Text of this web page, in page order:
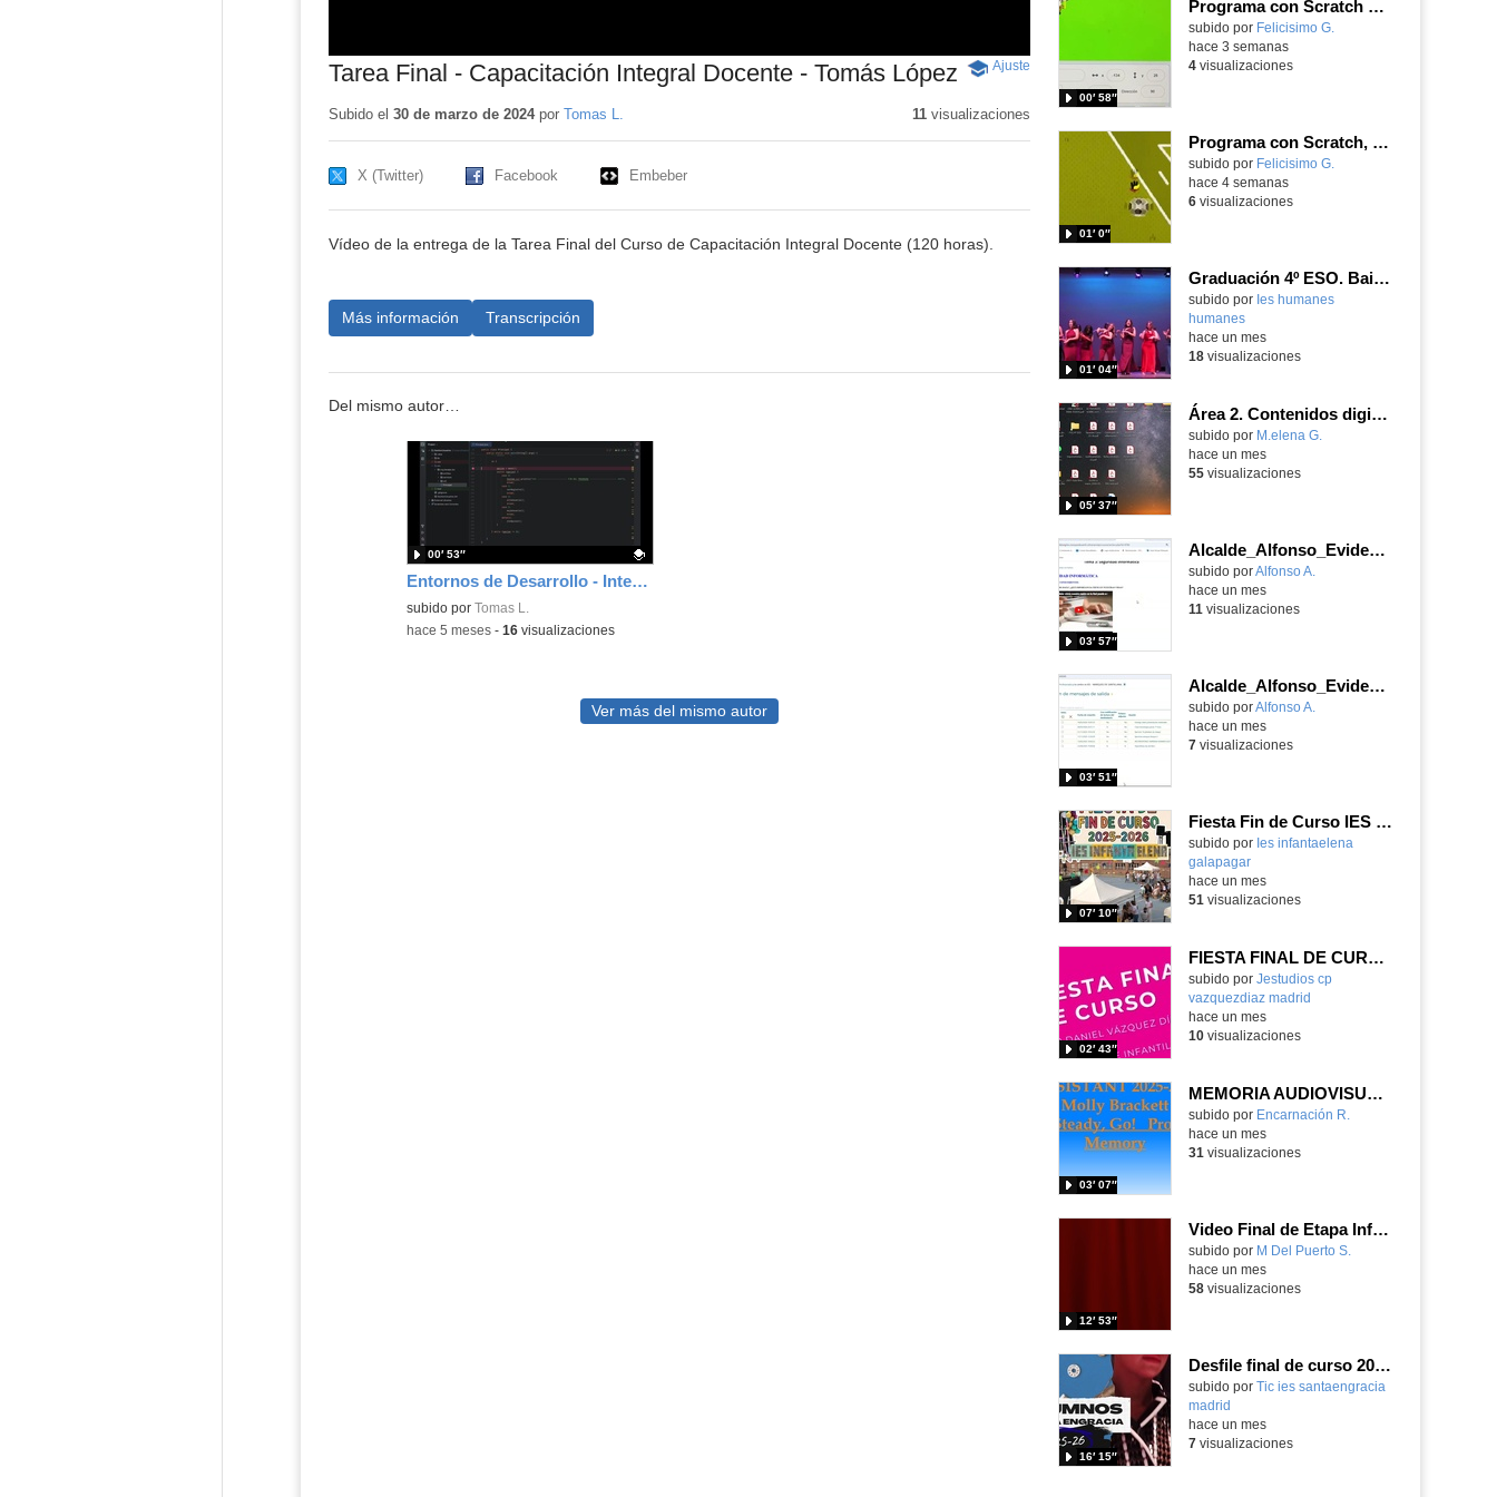
Tarea Final - Capacitación Integral Docente - Tomás López
-
educativo
Ajuste
pantalla
Subido el 30 de marzo de 2024por Tomas L. 11visualizaciones
X (Twitter) Facebook Embeber
Vídeo de la entrega de la Tarea Final del Curso de Capacitación Integral Docente (120 horas).
Más información Transcripción
Del mismo autor…
Entornos de Desarrollo - IntelliJ IDEA - Maneras de iniciar la depuración en un proyecto Java
Contenido educativo.
subido por Tomas L.
00′ 53″
-hace 5 meses- 16visualizaciones
Ver más del mismo autor
Programa con Scratch un juego sanferminero con Mikel Merino evitando toros y dando toques al balón.
Contenido educativo.
subido por Felicisimo G.
00′ 58″
hace 3 semanas
4visualizaciones
Programa con Scratch, un juego tipo frontón para vivir los cuartos de final contra Bélgica
Contenido educativo.
subido por Felicisimo G.
01′ 0″
hace 4 semanas
6visualizaciones
Graduación 4º ESO. Baile final alumnos
subido por Ies humanes
humanes
01′ 04″
-
hace un mes
18visualizaciones
Área 2. Contenidos digitales
Contenido educativo.
subido por M.elena G.
05′ 37″
hace un mes
55visualizaciones
Alcalde_Alfonso_EvidenciaArea_2
Contenido educativo.
subido porAlfonso A.
03′ 57″
hace un mes
11 visualizaciones
Alcalde_Alfonso_EvidenciaArea_1
Contenido educativo.
subido porAlfonso A.
03′ 51″
hace un mes
7visualizaciones
Fiesta Fin de Curso IES Infanta Elena 2025-2026
subido por Ies infantaelena
galapagar
07′ 10″
-
hace un mes
51 visualizaciones
FIESTA FINAL DE CURSO PRIMER CICLO DE INFANTIL 2026
Contenido educativo.
subido por Jestudios cp
vazquezdiaz madrid
02′ 43″
hace un mes
10visualizaciones
MEMORIA AUDIOVISUAL PROYECTO READY, STEADY, GO CEIP LA LATINA
Contenido educativo.
subido por Encarnación R.
03′ 07″
hace un mes
31 visualizaciones
Video Final de Etapa Infantil 5 B_Grupo de los Búhos
Contenido educativo.
subido por M Del Puerto S.
12′ 53″
hace un mes
58visualizaciones
Desfile final de curso 2025/26
subido por Tic ies santaengracia
madrid
16′ 15″
hace un mes
7visualizaciones